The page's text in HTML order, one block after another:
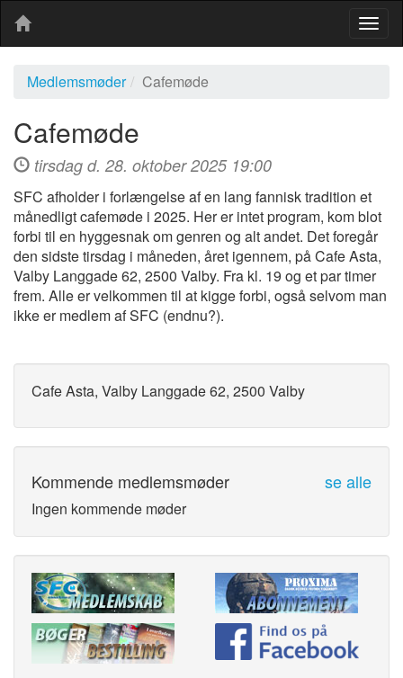
Medlemsmøder
Cafemøde
Cafemøde
tirsdag d. 28. oktober 2025 19:00
SFC afholder i forlængelse af en lang fannisk tradition et
månedligt cafemøde i 2025. Her er intet program, kom blot
forbi til en hyggesnak om genren og alt andet. Det foregår
den sidste tirsdag i måneden, året igennem, på Cafe Asta,
Valby Langgade 62, 2500 Valby. Fra kl. 19 og et par timer
frem. Alle er velkommen til at kigge forbi, også selvom man
ikke er medlem af SFC (endnu?).
Cafe Asta, Valby Langgade 62, 2500 Valby
Kommende medlemsmøder se alle
Ingen kommende møder